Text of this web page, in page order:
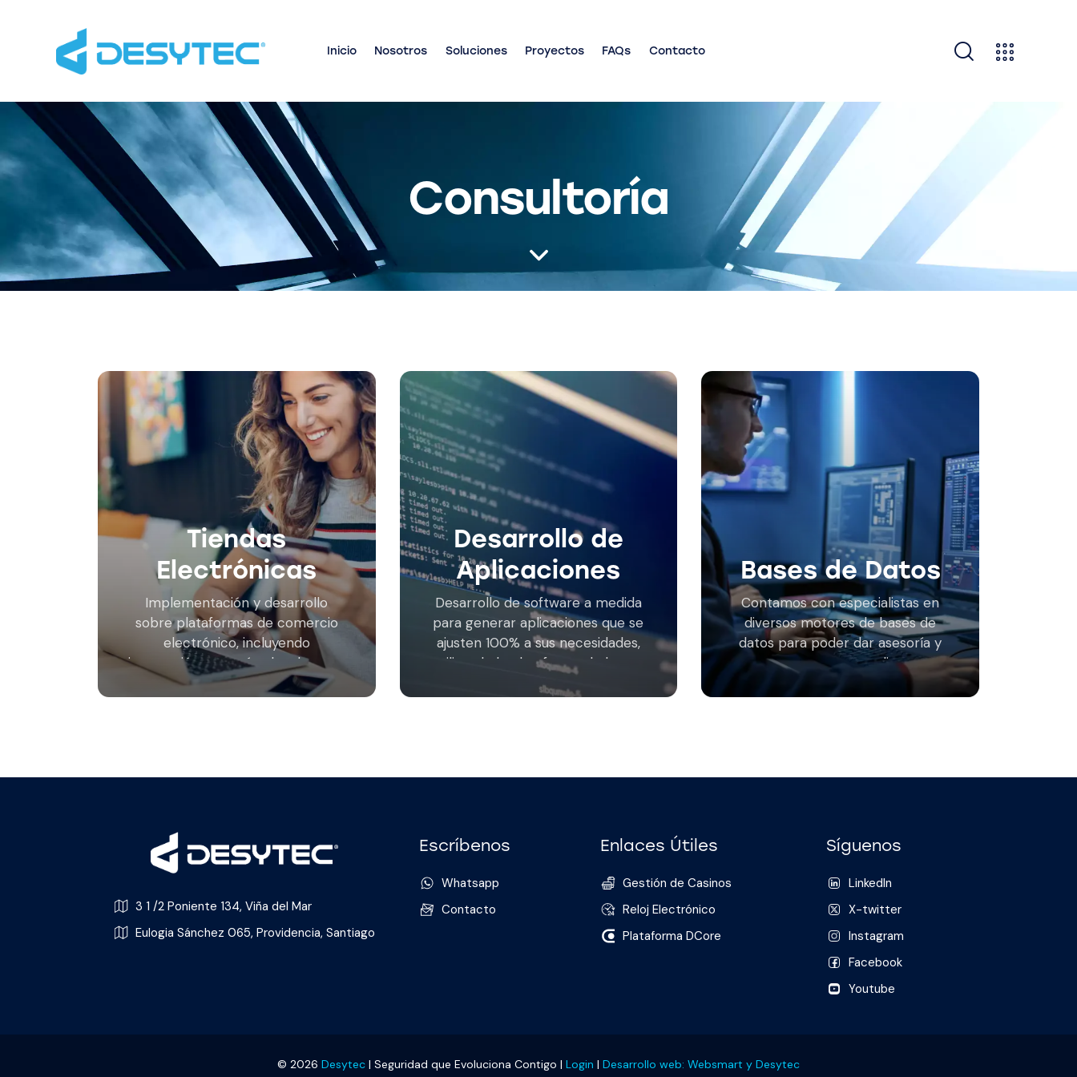
Inicio Nosotros Soluciones Proyectos FAQs Contacto
Consultoría
Tiendas
Electrónicas
Implementación y desarrollo
sobre plataformas de comercio
electrónico, incluyendo
integración con métodos de pago
utilizados en Chile, como Webpay
Plus, Khipu o MercadoPago. Entre
Desarrollo de
Aplicaciones
Desarrollo de software a medida
para generar aplicaciones que se
ajusten 100% a sus necesidades,
utilizando la plataforma de la que
disponga o le proporcionamos
una apropiada para cada caso,…
Bases de Datos
Contamos con especialistas en
diversos motores de bases de
datos para poder dar asesoría y
soporte respecto a diversos
aspectos como instalación,
configuración, optimización,
3 1 /2 Poniente 134, Viña del Mar
Eulogia Sánchez 065, Providencia, Santiago
Escríbenos
Whatsapp
Contacto
Enlaces Útiles
Gestión de Casinos
Reloj Electrónico
Plataforma DCore
Síguenos
LinkedIn
X-twitter
Instagram
Facebook
Youtube
© 2026 Desytec | Seguridad que Evoluciona Contigo | Login | Desarrollo web: Websmart y Desytec